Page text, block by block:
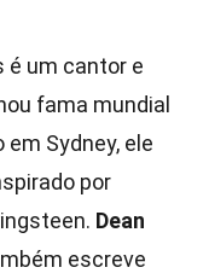
é um cantor e
fama mundial
Sydney, ele
por
Dean
escreve